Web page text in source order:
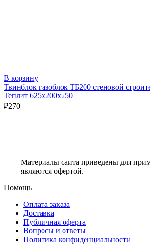
В корзину
Твинблок газоблок ТБ200 стеновой
Теплит 625х200х250
₽270
Материалы сайта приведены для
являются офертой.
Помощь
Оплата заказа
Доставка
Публичная оферта
Вопросы и ответы
Политика конфиденциальности